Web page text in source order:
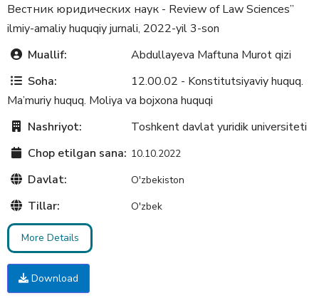
Вестник юридических наук - Review of Law Sciences”
ilmiy-amaliy huquqiy jurnali, 2022-yil 3-son
Muallif:
Abdullayeva Maftuna Murot qizi
Soha:
12.00.02 - Konstitutsiyaviy huquq.
Ma’muriy huquq. Moliya va bojxona huquqi
Nashriyot:
Toshkent davlat yuridik universiteti
Chop etilgan sana: 10.10.2022
Davlat: O'zbekiston
Tillar: O'zbek
More Details
Download